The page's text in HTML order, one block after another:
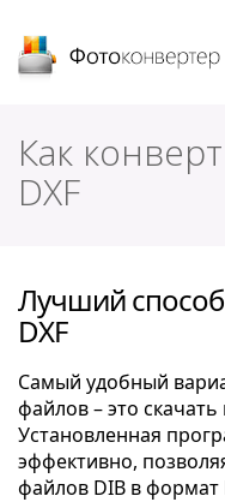
Как
DXF
Лучший
DXF
Самый удобный
файлов – это скачать
Установленная
эффективно,
файлов DIB в формат